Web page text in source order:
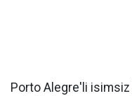
Porto Alegre'li isimsiz